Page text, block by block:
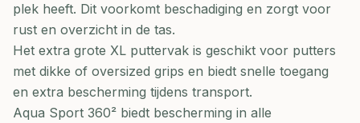
plek heeft. Dit voorkomt beschadiging en zorgt voor
rust en overzicht in de tas.
Het extra grote XL puttervak is geschikt voor putters
met dikke of oversized grips en biedt snelle toegang
en extra bescherming tijdens transport.
Aqua Sport 360² biedt bescherming in alle